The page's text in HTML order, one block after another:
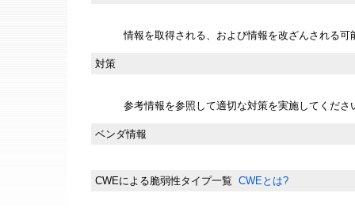
情報を取得される、および情報を改ざんされる可
対策
参考情報を参照して適切な対策を実施してくださ
ベンダ情報
CWEによる脆弱性タイプ一覧 CWEとは?